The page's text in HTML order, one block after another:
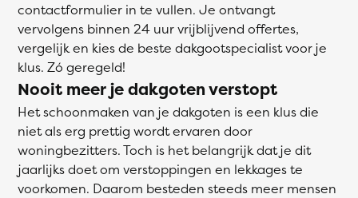
contactformulier in te vullen. Je ontvangt
vervolgens binnen 24 uur vrijblijvend offertes,
vergelijk en kies de beste dakgootspecialist voor je
klus. Zó geregeld!
Nooit meer je dakgoten verstopt
Het schoonmaken van je dakgoten is een klus die
niet als erg prettig wordt ervaren door
woningbezitters. Toch is het belangrijk dat je dit
jaarlijks doet om verstoppingen en lekkages te
voorkomen. Daarom besteden steeds meer mensen